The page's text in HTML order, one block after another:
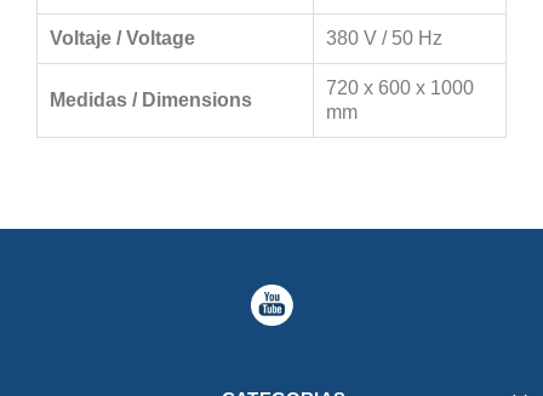
Voltaje / Voltage 380 V / 50 Hz
Medidas / Dimensions
720 x 600 x 1000
mm